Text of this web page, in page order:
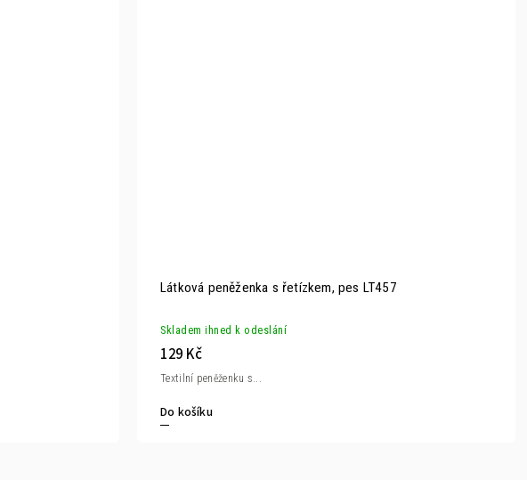
Látková peněženka s řetízkem, pes LT457
Skladem ihned k odeslání
129 Kč
Do košíku
Textilní peněženku s...